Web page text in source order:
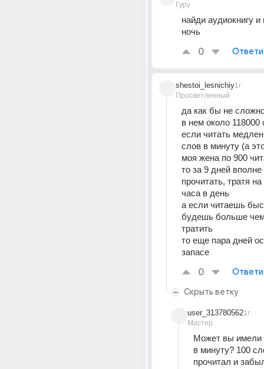
Гуру
найди аудиокнигу
ночь
0
shestoi_lesnichiy
Просветленный
1г
да как бы не
в нем около 118000
если читать
слов в минуту (а
моя жена по 900
то за 9 дней вполне
прочитать, тратя
часа в день
а если читаешь
будешь больше
тратить
то еще пара дней
запасе
0
Скрыть ветку
user_313780562
Мастер
1г
Может вы имели
в минуту? 100
прочитал и